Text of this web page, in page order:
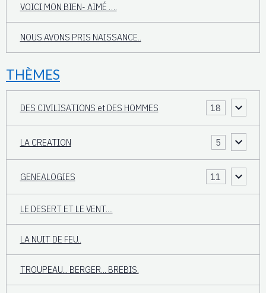
VOICI MON BIEN- AIMÉ ….
NOUS AVONS PRIS NAISSANCE..
THÈMES
DES CIVILISATIONS et DES HOMMES 18
LA CREATION 5
GENEALOGIES 11
LE DESERT ET LE VENT....
LA NUIT DE FEU..
TROUPEAU... BERGER... BREBIS.